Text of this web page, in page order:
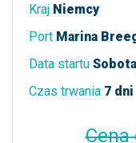
Kraj Niemcy
Port Marina
Data startu
Czas trwania 7 dni
Cena